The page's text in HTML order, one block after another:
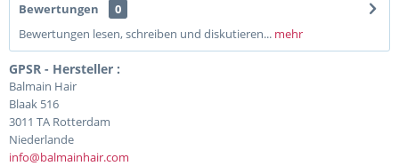
Bewertungen
0
Bewertungen lesen, schreiben und diskutieren... mehr
GPSR - Hersteller :
Balmain Hair
Blaak 516
3011 TA Rotterdam
Niederlande
info@balmainhair.com